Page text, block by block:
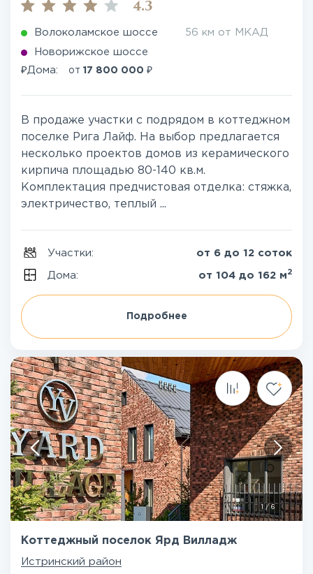
4.3
Волоколамское шоссе 56 км от МКАД
Новорижское шоссе
₽Дома: от 17 800 000 ₽
В продаже участки с подрядом в коттеджном
поселке Рига Лайф. На выбор предлагается
несколько проектов домов из керамического
кирпича площадью 80-140 кв.м.
Комплектация предчистовая отделка: стяжка,
электричество, теплый ...
Участки: от 6 до 12 соток
Дома: от 104 до 162 м 2
Подробнее
1 / 6
Коттеджный поселок Ярд Вилладж
Истринский район